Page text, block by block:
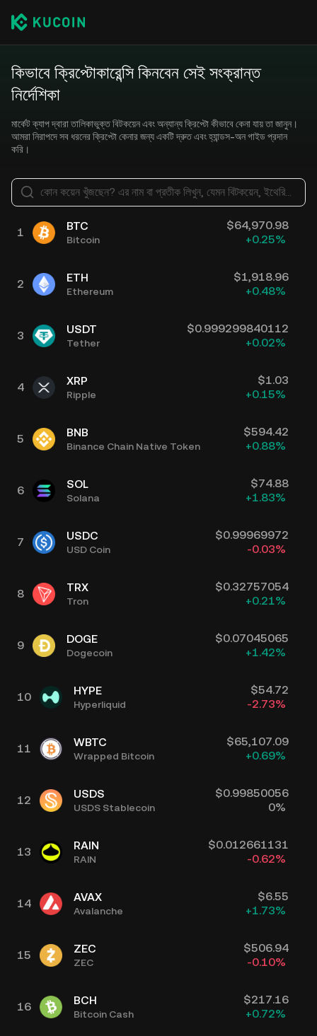
কিভাবে ক্রিপ্টোকারেন্সি কিনবেন সেই সংক্রান্ত
নির্দেশিকা
মার্কেট ক্যাপ দ্বারা তালিকাভুক্ত বিটকয়েন এবং অন্যান্য ক্রিপ্টো কীভাবে কেনা যায় তা জানুন।
আমরা নিরাপদে সব ধরনের ক্রিপ্টো কেনার জন্য একটি দ্রুত এবং হ্যান্ডস-অন গাইড প্রদান
করি।
কোন কয়েন খুঁজছেন? এর নাম বা প্রতীক লিখুন, যেমন বিটকয়েন, ইথেরিয়াম
1 BTC
Bitcoin
$64,970.98
+0.25%
2 ETH
Ethereum
$1,918.96
+0.48%
3 USDT
Tether
$0.999299840112
+0.02%
4 XRP
Ripple
$1.03
+0.15%
5 BNB
Binance Chain Native Token
$594.42
+0.88%
6 SOL
Solana
$74.88
+1.83%
7 USDC
USD Coin
$0.99969972
-0.03%
8 TRX
Tron
$0.32757054
+0.21%
9 DOGE
Dogecoin
$0.07045065
+1.42%
10 HYPE
Hyperliquid
$54.72
-2.73%
11 WBTC
Wrapped Bitcoin
$65,107.09
+0.69%
12 USDS
USDS Stablecoin
$0.99850056
0%
13 RAIN
RAIN
$0.012661131
-0.62%
14 AVAX
Avalanche
$6.55
+1.73%
15 ZEC
ZEC
$506.94
-0.10%
16 BCH
Bitcoin Cash
$217.16
+0.72%